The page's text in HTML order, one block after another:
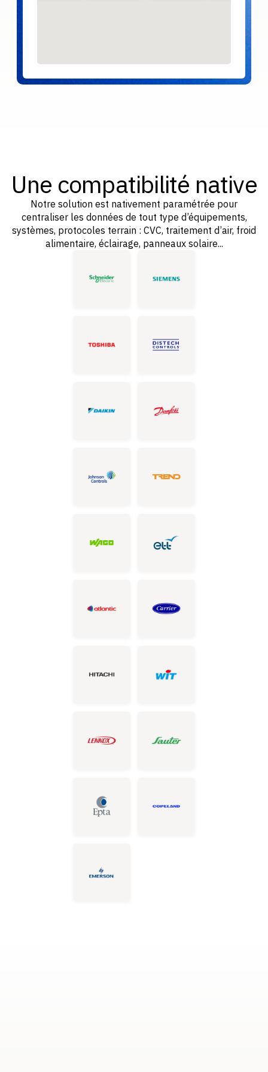
Une compatibilité native
Notre solution est nativement paramétrée pour
centraliser les données de tout type d’équipements,
systèmes, protocoles terrain : CVC, traitement d’air, froid
alimentaire, éclairage, panneaux solaire...